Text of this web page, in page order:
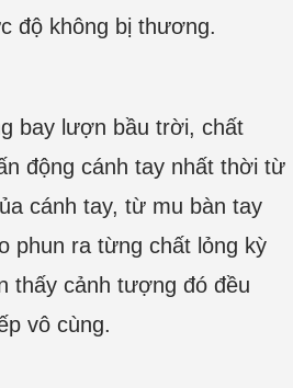
độ không bị thương.
bay lượn bầu trời, chất
động cánh tay nhất thời từ
cánh tay, từ mu bàn tay
phun ra từng chất lỏng kỳ
thấy cảnh tượng đó đều
vô cùng.